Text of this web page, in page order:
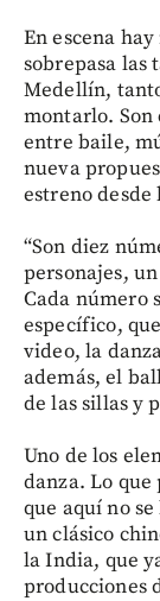
En escena
sobrepasa las
Medellín,
montarlo. Son
entre baile,
nueva
estreno desde
“Son diez
personajes,
Cada número
específico,
video, la
además, el
de las sillas y
Uno de los
danza. Lo que
que aquí no
un clásico
la India, que
producciones